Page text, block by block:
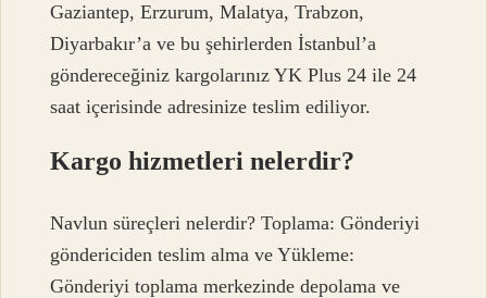
Gaziantep, Erzurum, Malatya, Trabzon,
Diyarbakır’a ve bu şehirlerden İstanbul’a
göndereceğiniz kargolarınız YK Plus 24 ile 24
saat içerisinde adresinize teslim ediliyor.
Kargo hizmetleri nelerdir?
Navlun süreçleri nelerdir? Toplama: Gönderiyi
göndericiden teslim alma ve Yükleme:
Gönderiyi toplama merkezinde depolama ve